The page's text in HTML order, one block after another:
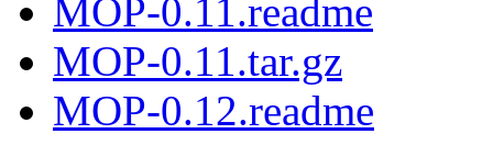
MOP-0.11.readme
MOP-0.11.tar.gz
MOP-0.12.readme